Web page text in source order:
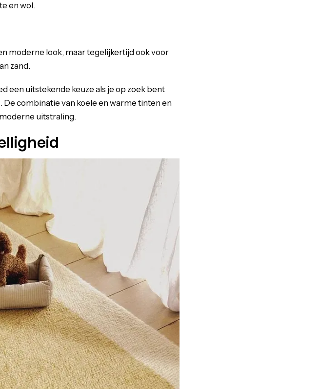
en wol.
moderne look, maar tegelijkertijd ook voor
zand.
een uitstekende keuze als je op zoek bent
De combinatie van koele en warme tinten en
uitstraling.